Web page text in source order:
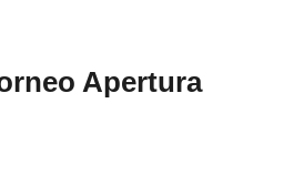
Apertura